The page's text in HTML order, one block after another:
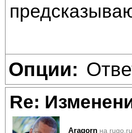
Опции:
Re:
Aragorn на rugo.ru